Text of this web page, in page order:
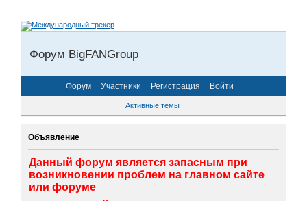
Форум BigFANGroup
Форум Участники Регистрация Войти
Активные темы
Объявление
Данный форум является запасным при
возникновении проблем на главном сайте
или форуме